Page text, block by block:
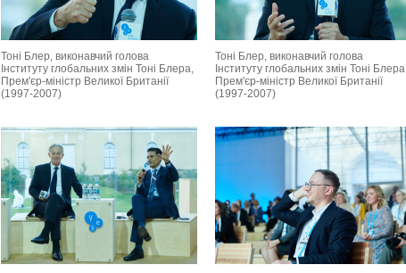
Тоні Блер, виконавчий голова
Інституту глобальних змін Тоні Блера,
Прем'єр-міністр Великої Британії
(1997-2007)
Тоні Блер, виконавчий голова
Інституту глобальних змін Тоні
Прем'єр-міністр Великої Британії
(1997-2007)